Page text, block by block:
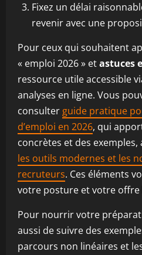
Fixez un délai
revenir avec une
Pour ceux qui souhaitent
« emploi 2026 » etastuces
ressource utile accessible
analyses en ligne. Vous
consulter guide pratique
d’emploi en 2026, qui
concrètes et des exemples,
les outils modernes et les
recruteurs. Ces éléments
votre posture et votre offre
Pour nourrir votre
aussi de suivre des
parcours non linéaires et